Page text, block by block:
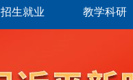
招生就业 教学科研